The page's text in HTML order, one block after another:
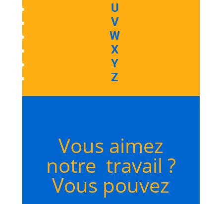
U
V
W
X
Y
Z
Vous aimez
notre travail ?
Vous pouvez